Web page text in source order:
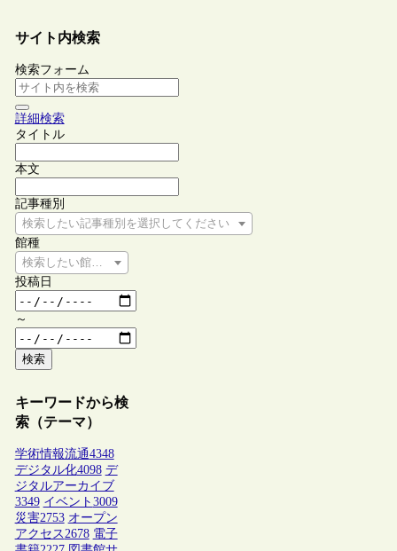
サイト内検索
検索フォーム
詳細検索
タイトル
本文
記事種別
検索したい記事種別を選択してください
館種
検索したい館種を選択してください
投稿日
～
検索
キーワードから検
索（テーマ）
学術情報流通4348
デジタル化4098 デ
ジタルアーカイブ
3349 イベント 3009
災害2753 オープン
アクセス2678 電子